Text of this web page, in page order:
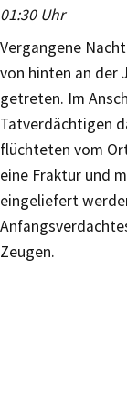
01:30 Uhr
Vergangene
von hinten an der
getreten. Im
Tatverdächtigen
flüchteten vom
eine Fraktur und
eingeliefert
Zeugen.